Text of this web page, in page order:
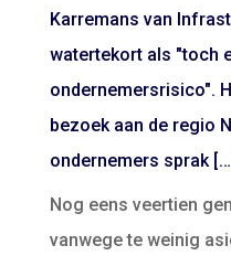
Karremans van
watertekort als "toch
ondernemersrisico".
bezoek aan de regio
ondernemers sprak
Nog eens veertien
vanwege te weinig